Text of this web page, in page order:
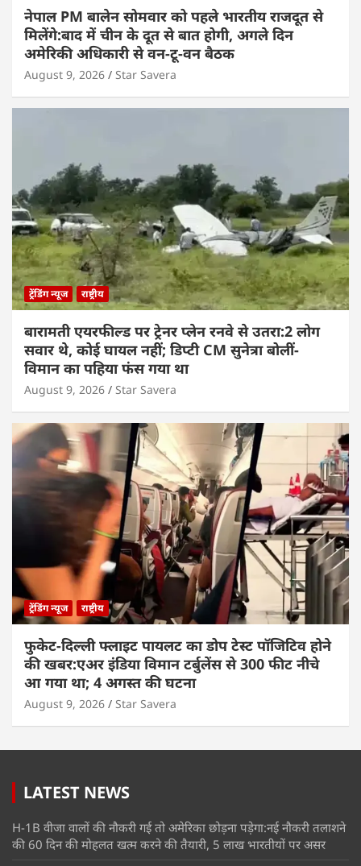
नेपाल PM बालेन सोमवार को पहले भारतीय राजदूत से
मिलेंगे:बाद में चीन के दूत से बात होगी, अगले दिन
अमेरिकी अधिकारी से वन-टू-वन बैठक
August 9, 2026 Star Savera
ट्रेंडिंग न्यूज राष्ट्रीय
बारामती एयरफील्ड पर ट्रेनर प्लेन रनवे से उतरा:2 लोग
सवार थे, कोई घायल नहीं; डिप्टी CM सुनेत्रा बोलीं-
विमान का पहिया फंस गया था
August 9, 2026 Star Savera
ट्रेंडिंग न्यूज राष्ट्रीय
फुकेट-दिल्ली फ्लाइट पायलट का डोप टेस्ट पॉजिटिव होने
की खबर:एअर इंडिया विमान टर्बुलेंस से 300 फीट नीचे
आ गया था; 4 अगस्त की घटना
August 9, 2026 Star Savera
LATEST NEWS
H-1B वीजा वालों की नौकरी गई तो अमेरिका छोड़ना पड़ेगा:नई नौकरी तलाशने
की 60 दिन की मोहलत खत्म करने की तैयारी, 5 लाख भारतीयों पर असर